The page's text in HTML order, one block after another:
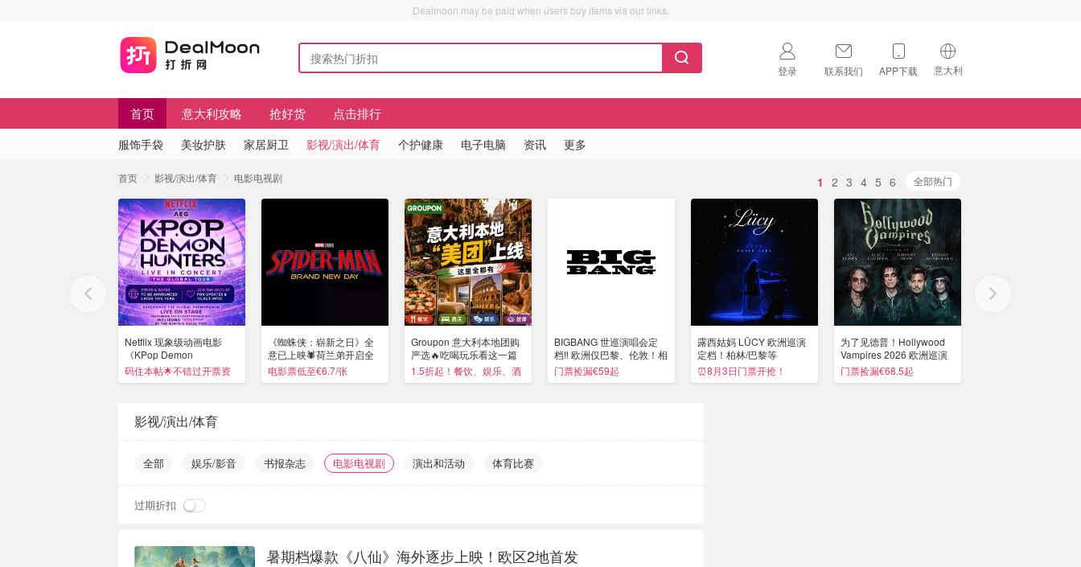
Dealmoon may be paid when users buy items via our links.
登录 联系我们 APP下载
扫码下载 App
Download on the
App Store
Download the
Android App
意大利
🇺🇸
🇨🇦加拿大
🇬🇧英国
🇩🇪德国
🇫🇷法国
🇮🇹意大利
🇦🇺澳洲
🇳🇿新西兰
首页 意大利攻略 抢好货 点击排行
服饰手袋 美妆护肤 家居厨卫 影视/演出/体育 个护健康 电子电脑 资讯 更多
首页 影视/演出/体育 电影电视剧
Netflix 现象级动画电影
《KPop Demon
Hunters》全球巡演官宣
码住本帖🌟不错过开票资
讯！
《蜘蛛侠：崭新之日》全
意已上映🕷️荷兰弟开启全
新篇章
电影票低至€6.7/张
Groupon 意大利本地团购
严选🔥吃喝玩乐看这一篇
就够了
1.5折起！餐饮、娱乐、酒
店等全覆盖
BIGBANG 世巡演唱会定
档‼️ 欧洲仅巴黎、伦敦！相
约9月！
门票捡漏€59起
露西姑妈 LÜCY 欧洲巡演
定档！柏林/巴黎等
⏰8月3日门票开抢！
为了见德普！Hollywood
Vampires 2026 欧洲巡演
冲了！
门票捡漏€68.5起
1 2 3 4 5 6 全部热门
影视/演出/体育
全部 娱乐/影音 书报杂志 电影电视剧 演出和活动 体育比赛
过期折扣
暑期档爆款《八仙》海外逐步上映！欧区2地首发